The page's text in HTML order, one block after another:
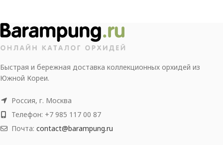
Быстрая и бережная доставка коллекционных орхидей из
Южной Кореи.
Россия, г. Москва
Телефон: +7 985 117 00 87
Почта: contact@barampung.ru